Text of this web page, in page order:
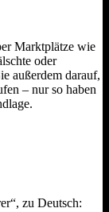
Marktplätze wie
oder
außerdem darauf,
– nur so haben
zu Deutsch: